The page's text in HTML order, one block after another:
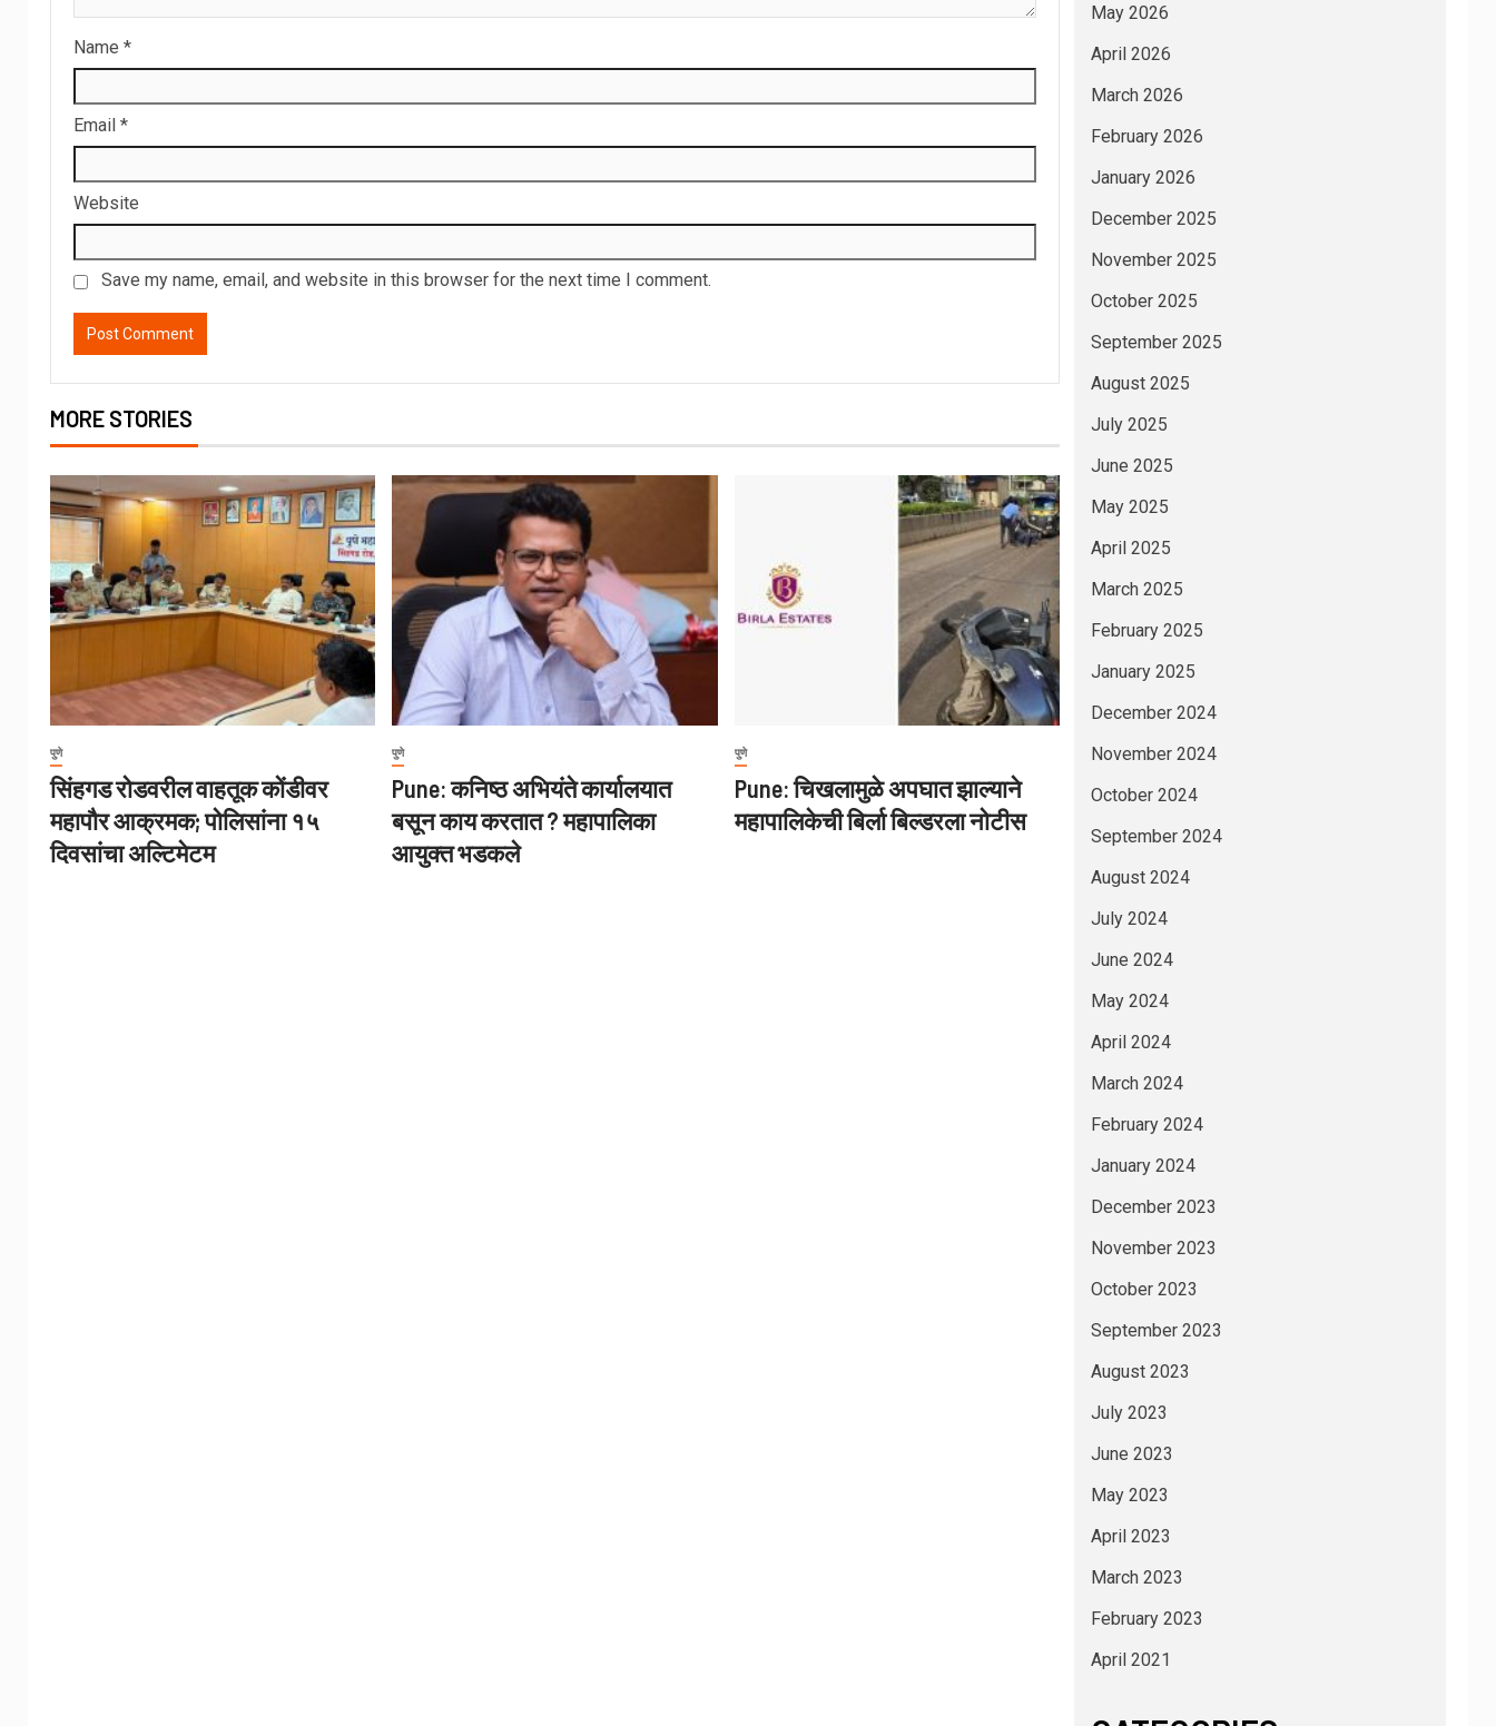
Name *
Email *
Website
Save my name, email, and website in this browser for the next time I comment.
MORE STORIES
पुणे
सिंहगड रोडवरील वाहतूक कोंडीवर
महापौर आक्रमक; पोलिसांना १५
दिवसांचा अल्टिमेटम
पुणे
Pune: कनिष्ठ अभियंते कार्यालयात
बसून काय करतात ? महापालिका
आयुक्त भडकले
पुणे
Pune: चिखलामुळे अपघात झाल्याने
महापालिकेची बिर्ला बिल्डरला नोटीस
May 2026
April 2026
March 2026
February 2026
January 2026
December 2025
November 2025
October 2025
September 2025
August 2025
July 2025
June 2025
May 2025
April 2025
March 2025
February 2025
January 2025
December 2024
November 2024
October 2024
September 2024
August 2024
July 2024
June 2024
May 2024
April 2024
March 2024
February 2024
January 2024
December 2023
November 2023
October 2023
September 2023
August 2023
July 2023
June 2023
May 2023
April 2023
March 2023
February 2023
April 2021